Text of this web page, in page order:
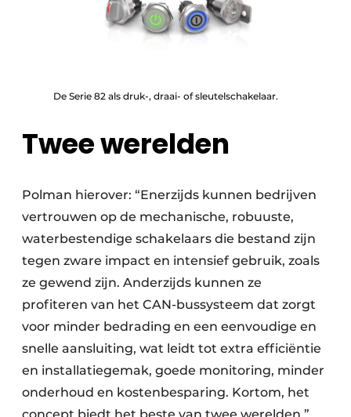
De Serie 82 als druk-, draai- of sleutelschakelaar.
Twee werelden
Polman hierover: “Enerzijds kunnen bedrijven
vertrouwen op de mechanische, robuuste,
waterbestendige schakelaars die bestand zijn
tegen zware impact en intensief gebruik, zoals
ze gewend zijn. Anderzijds kunnen ze
profiteren van het CAN-bussysteem dat zorgt
voor minder bedrading en een eenvoudige en
snelle aansluiting, wat leidt tot extra efficiëntie
en installatiegemak, goede monitoring, minder
onderhoud en kostenbesparing. Kortom, het